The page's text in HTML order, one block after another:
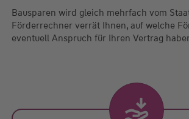
Bausparen wird gleich mehrfach vom
Förderrechner verrät Ihnen, auf welche
eventuell Anspruch für Ihren Vertrag